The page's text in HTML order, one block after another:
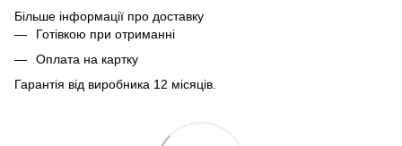
Більше інформації про доставку
Готівкою при отриманні
Оплата на картку
Гарантія від виробника 12 місяців.